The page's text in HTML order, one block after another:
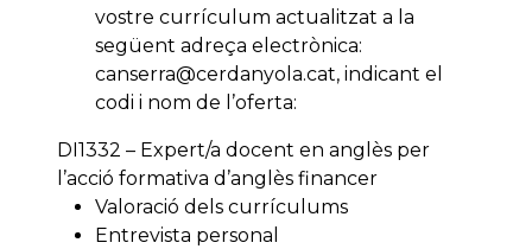
vostre currículum actualitzat a la
següent adreça electrònica:
canserra@cerdanyola.cat, indicant el
codi i nom de l’oferta:
DI1332 – Expert/a docent en anglès per
l’acció formativa d’anglès financer
Valoració dels currículums
Entrevista personal